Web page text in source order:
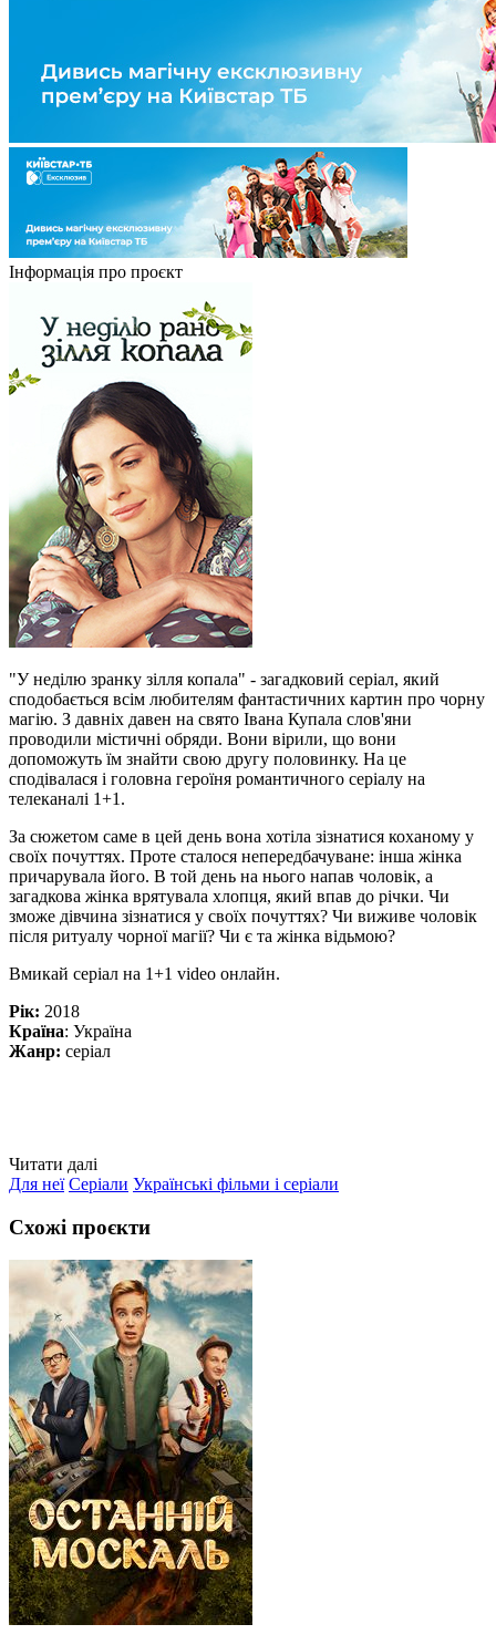
Інформація про проєкт
"У неділю зранку зілля копала" - загадковий серіал, який
сподобається всім любителям фантастичних картин про чорну
магію. З давніх давен на свято Івана Купала слов'яни
проводили містичні обряди. Вони вірили, що вони
допоможуть їм знайти свою другу половинку. На це
сподівалася і головна героїня романтичного серіалу на
телеканалі 1+1.
За сюжетом саме в цей день вона хотіла зізнатися коханому у
своїх почуттях. Проте сталося непередбачуване: інша жінка
причарувала його. В той день на нього напав чоловік, а
загадкова жінка врятувала хлопця, який впав до річки. Чи
зможе дівчина зізнатися у своїх почуттях? Чи виживе чоловік
після ритуалу чорної магії? Чи є та жінка відьмою?
Вмикай серіал на 1+1 video онлайн.
Рік: 2018
Країна: Україна
Жанр: серіал
Читати далі
Для неї Серіали Українські фільми і серіали
Схожі проєкти